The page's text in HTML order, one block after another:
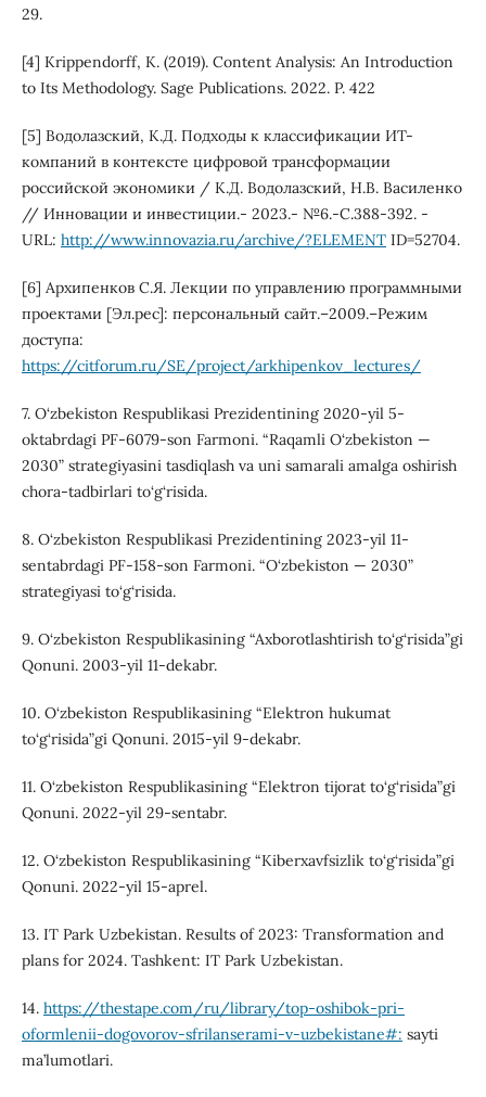
29.
[4] Krippendorff, K. (2019). Content Analysis: An Introduction
to Its Methodology. Sage Publications. 2022. P. 422
[5] Водолазский, К.Д. Подходы к классификации ИТ-
компаний в контексте цифровой трансформации
российской экономики / К.Д. Водолазский, Н.В. Василенко
// Инновации и инвестиции.- 2023.- №6.-С.388-392. -
URL: http://www.innovazia.ru/archive/?ELEMENTID=52704.
[6] Архипенков С.Я. Лекции по управлению программными
проектами [Эл.рес]: персональный сайт.–2009.–Режим
доступа:
https://citforum.ru/SE/project/arkhipenkov_lectures/
7. O‘zbekiston Respublikasi Prezidentining 2020-yil 5-
oktabrdagi PF-6079-son Farmoni. “Raqamli O‘zbekiston —
2030” strategiyasini tasdiqlash va uni samarali amalga oshirish
chora-tadbirlari to‘g‘risida.
8. O‘zbekiston Respublikasi Prezidentining 2023-yil 11-
sentabrdagi PF-158-son Farmoni. “O‘zbekiston — 2030”
strategiyasi to‘g‘risida.
9. O‘zbekiston Respublikasining “Axborotlashtirish to‘g‘risida”gi
Qonuni. 2003-yil 11-dekabr.
10. O‘zbekiston Respublikasining “Elektron hukumat
to‘g‘risida”gi Qonuni. 2015-yil 9-dekabr.
11. O‘zbekiston Respublikasining “Elektron tijorat to‘g‘risida”gi
Qonuni. 2022-yil 29-sentabr.
12. O‘zbekiston Respublikasining “Kiberxavfsizlik to‘g‘risida”gi
Qonuni. 2022-yil 15-aprel.
13. IT Park Uzbekistan. Results of 2023: Transformation and
plans for 2024. Tashkent: IT Park Uzbekistan.
14. https://thestape.com/ru/library/top-oshibok-pri-
oformlenii-dogovorov-sfrilanserami-v-uzbekistane#: sayti
ma’lumotlari.